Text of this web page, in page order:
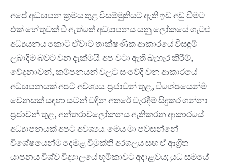
අපේ අධ්‍යාපන ක්‍රමය තුළ විසම්මුතියට ඇති ඉඩ අඩු වීමට
එක් හේතුවක් වී ඇත්තේ අධ්‍යාපනය යනු ලෝකයේ ගැටළු
අධ්‍යයනය කොට ඒවාට තාක්ෂණික ආකාරයේ විසඳුම්
ලබාදීම බවට වන දැක්මයි. අප වටා ඇති බැහැර කිරීම්,
වේදනාවන්, කම්පනයන් වලට සංවේදී වන ආකාරයේ
අධ්‍යාපනයක් අපට අවශ්‍යය. ප්‍රජාවන් තුළ, විශේෂයෙන්ම
වෙනසක් සඳහා සටන් වදින අතරේ වැරදීම් සිදුකර ගන්නා
ප්‍රජාවන් තුළ, අන්තරාවලෝකනය ඇතිකරන ආකාරයේ
අධ්‍යාපනයක් අපට අවශ්‍යය. මෙය මා පවසන්නේ
විශේෂයෙන්ම දෙමළ විමුක්ති අරගලය සහ ඒ ආශ්‍රිත
යාපනය විශ්ව විද්‍යාලයේ භූමිකාවට අදාළවය; යුධ සමයේ